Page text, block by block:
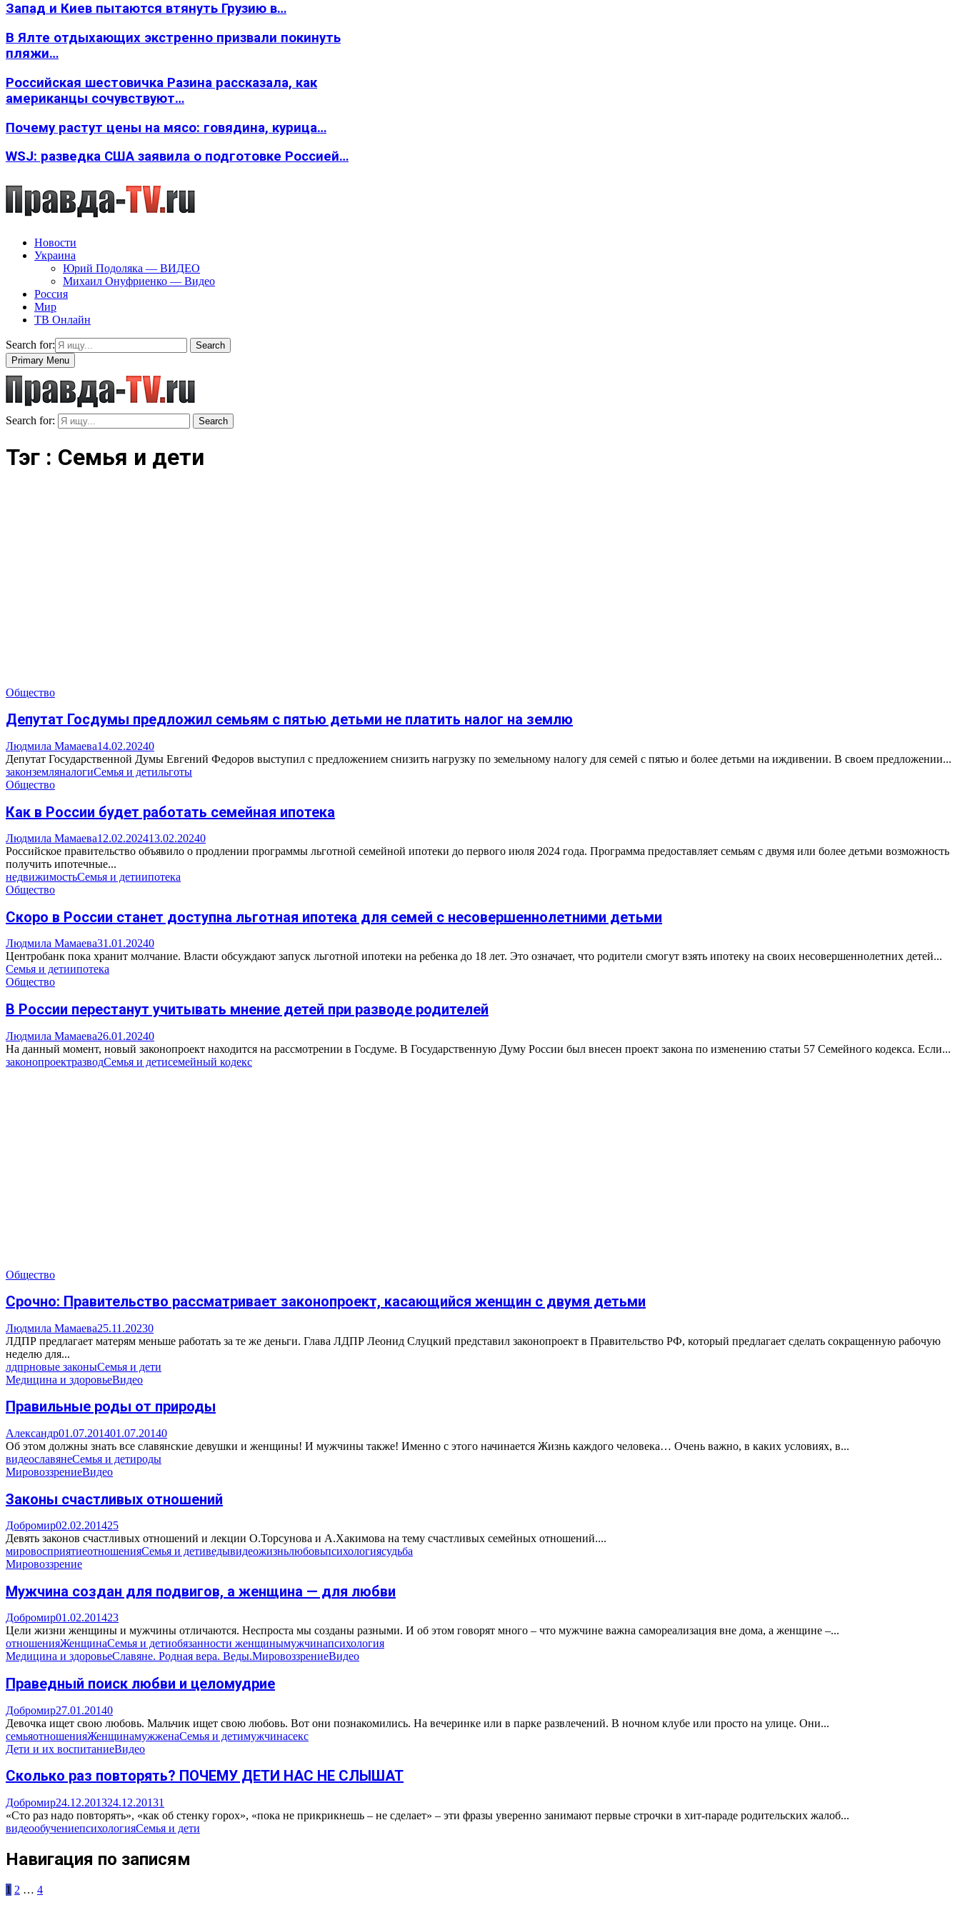
Запад и Киев пытаются втянуть Грузию в…
В Ялте отдыхающих экстренно призвали покинуть
пляжи…
Российская шестовичка Разина рассказала, как
американцы сочувствуют…
Почему растут цены на мясо: говядина, курица…
WSJ: разведка США заявила о подготовке Россией…
Новости
Украина
Юрий Подоляка — ВИДЕО
Михаил Онуфриенко — Видео
Россия
Мир
ТВ Онлайн
Search for:
Search
Primary Menu
Search for: Search
Тэг : Семья и дети
Общество
Депутат Госдумы предложил семьям с пятью детьми не платить налог на землю
Людмила Мамаева14.02.20240
Депутат Государственной Думы Евгений Федоров выступил с предложением снизить нагрузку по земельному налогу для семей с пятью и более детьми на иждивении. В своем предложении...
законземляналогиСемья и детильготы
Общество
Как в России будет работать семейная ипотека
Людмила Мамаева12.02.202413.02.20240
Российское правительство объявило о продлении программы льготной семейной ипотеки до первого июля 2024 года. Программа предоставляет семьям с двумя или более детьми возможность
получить ипотечные...
недвижимостьСемья и детиипотека
Общество
Скоро в России станет доступна льготная ипотека для семей с несовершеннолетними детьми
Людмила Мамаева31.01.20240
Центробанк пока хранит молчание. Власти обсуждают запуск льготной ипотеки на ребенка до 18 лет. Это означает, что родители смогут взять ипотеку на своих несовершеннолетних детей...
Семья и детиипотека
Общество
В России перестанут учитывать мнение детей при разводе родителей
Людмила Мамаева26.01.20240
На данный момент, новый законопроект находится на рассмотрении в Госдуме. В Государственную Думу России был внесен проект закона по изменению статьи 57 Семейного кодекса. Если...
законопроектразводСемья и детисемейный кодекс
Общество
Срочно: Правительство рассматривает законопроект, касающийся женщин с двумя детьми
Людмила Мамаева25.11.20230
ЛДПР предлагает матерям меньше работать за те же деньги. Глава ЛДПР Леонид Слуцкий представил законопроект в Правительство РФ, который предлагает сделать сокращенную рабочую
неделю для...
лдпрновые законыСемья и дети
Медицина и здоровьеВидео
Правильные роды от природы
Александр01.07.201401.07.20140
Об этом должны знать все славянские девушки и женщины! И мужчины также! Именно с этого начинается Жизнь каждого человека… Очень важно, в каких условиях, в...
видеославянеСемья и детироды
МировоззрениеВидео
Законы счастливых отношений
Добромир02.02.201425
Девять законов счастливых отношений и лекции О.Торсунова и А.Хакимова на тему счастливых семейных отношений....
мировосприятиеотношенияСемья и детиведывидеожизньлюбовьпсихологиясудьба
Мировоззрение
Мужчина создан для подвигов, а женщина — для любви
Добромир01.02.201423
Цели жизни женщины и мужчины отличаются. Неспроста мы созданы разными. И об этом говорят много – что мужчине важна самореализация вне дома, а женщине –...
отношенияЖенщинаСемья и детиобязанности женщинымужчинапсихология
Медицина и здоровьеСлавяне. Родная вера. Веды.МировоззрениеВидео
Праведный поиск любви и целомудрие
Добромир27.01.20140
Девочка ищет свою любовь. Мальчик ищет свою любовь. Вот они познакомились. На вечеринке или в парке развлечений. В ночном клубе или просто на улице. Они...
семьяотношенияЖенщинамужженаСемья и детимужчинасекс
Дети и их воспитаниеВидео
Сколько раз повторять? ПОЧЕМУ ДЕТИ НАС НЕ СЛЫШАТ
Добромир24.12.201324.12.20131
«Сто раз надо повторять», «как об стенку горох», «пока не прикрикнешь – не сделает» – эти фразы уверенно занимают первые строчки в хит-параде родительских жалоб...
видеообучениепсихологияСемья и дети
Навигация по записям
1 2 … 4